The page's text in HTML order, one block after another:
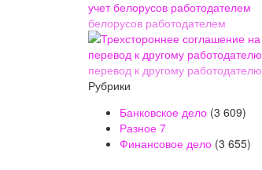
белорусов работодателем
перевод к другому работодателю
Рубрики
Банковское дело (3 609)
Разное 7
Финансовое дело (3 655)